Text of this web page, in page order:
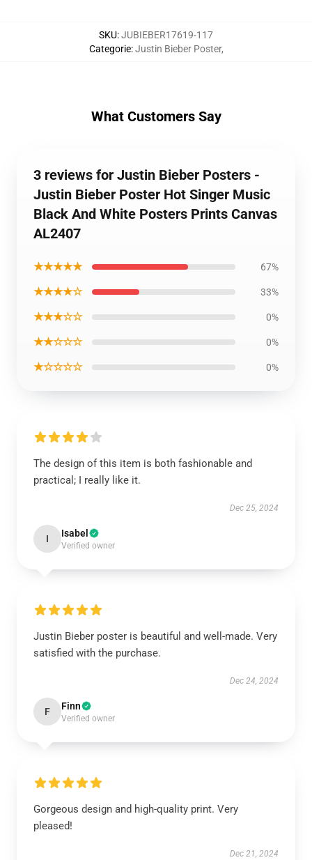
SKU:JUBIEBER17619-117
Categorie:Justin Bieber Poster,
What Customers Say
3 reviews for Justin Bieber Posters -
Justin Bieber Poster Hot Singer Music
Black And White Posters Prints Canvas
AL2407
★★★★★ 67%
★★★★☆ 33%
★★★☆☆ 0%
★★☆☆☆ 0%
★☆☆☆☆ 0%
The design of this item is both fashionable and
practical; I really like it.
Dec 25, 2024
I Isabel
Verified owner
Justin Bieber poster is beautiful and well-made. Very
satisfied with the purchase.
Dec 24, 2024
F Finn
Verified owner
Gorgeous design and high-quality print. Very
pleased!
Dec 21, 2024